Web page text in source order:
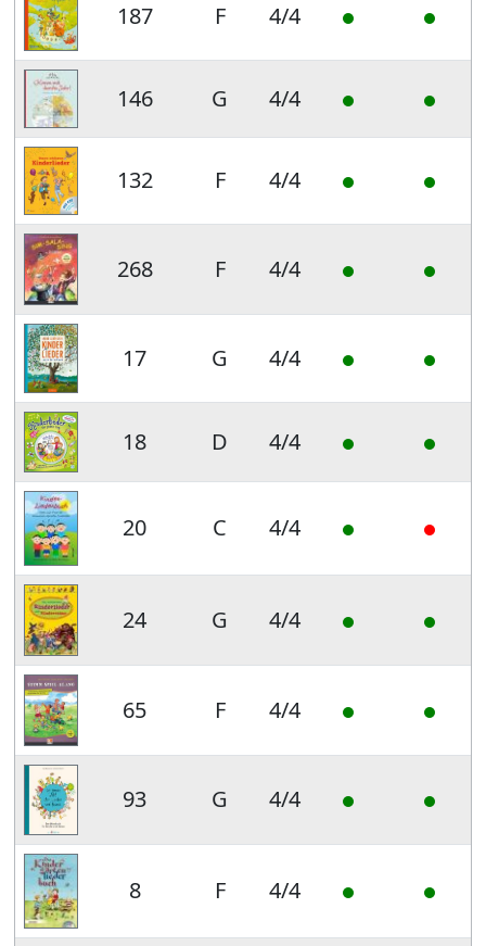
187 F 4/4
146 G 4/4
132 F 4/4
268 F 4/4
17 G 4/4
18 D 4/4
20 C 4/4
24 G 4/4
65 F 4/4
93 G 4/4
8 F 4/4